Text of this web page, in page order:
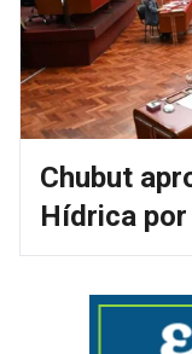
Chubut
Hídrica por